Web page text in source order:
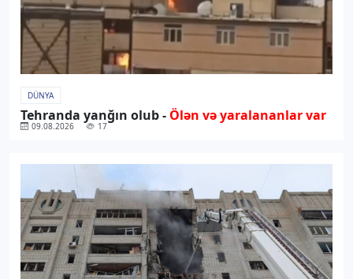
DÜNYA
Tehranda yanğın olub - Ölən və yaralananlar var
09.08.2026 17